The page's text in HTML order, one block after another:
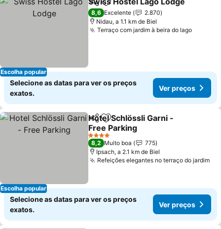
Escolha popular
PartilharAdicionar aos favoritos
8,6 Excelente
2.870
Nidau, a 1.1 km de Biel
Terraço com jardim à beira do lago
Selecione as datas para ver os preços
exatos.
Ver preços
Escolha popular
PartilharAdicionar aos favoritos
Hotel Schlössli Garni -
Free Parking
4 Estrelas
8,2 Muito boa
775
Ipsach, a 2.1 km de Biel
Refeições elegantes no terraço do jardim
Selecione as datas para ver os preços
exatos.
Ver preços